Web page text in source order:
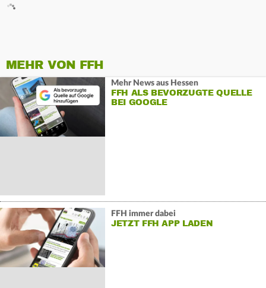
MEHR VON FFH
Mehr News aus Hessen
FFH ALS BEVORZUGTE QUELLE
BEI GOOGLE
FFH immer dabei
JETZT FFH APP LADEN